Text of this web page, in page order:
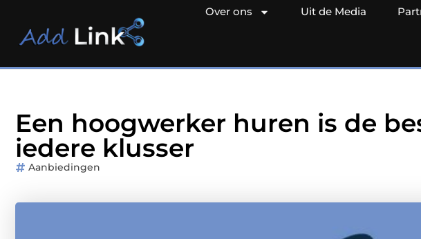
Over ons Uit de Media
Een hoogwerker huren is de
iedere klusser
Aanbiedingen